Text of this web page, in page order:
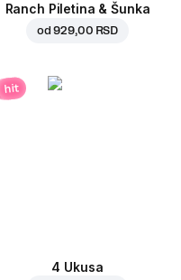
Ranch Piletina & Šunka
od929,00 RSD
hit
4 Ukusa